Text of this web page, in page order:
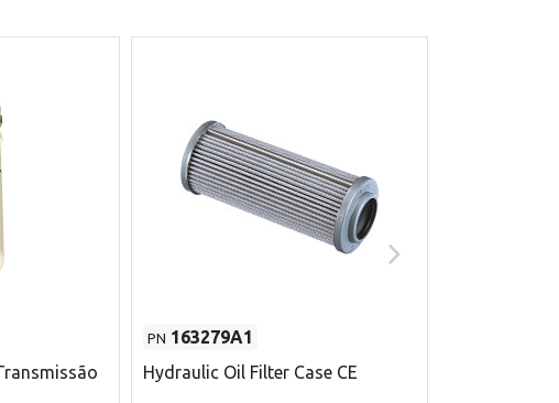
PN 163279A1
Hydraulic Oil Filter Case CE